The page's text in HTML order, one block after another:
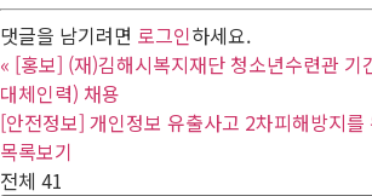
댓글을 남기려면 로그인하세요.
« [홍보] (재)김해시복지재단 청소년수련관 기
대체인력) 채용
[안전정보] 개인정보 유출사고 2차피해방지를
목록보기
전체 41